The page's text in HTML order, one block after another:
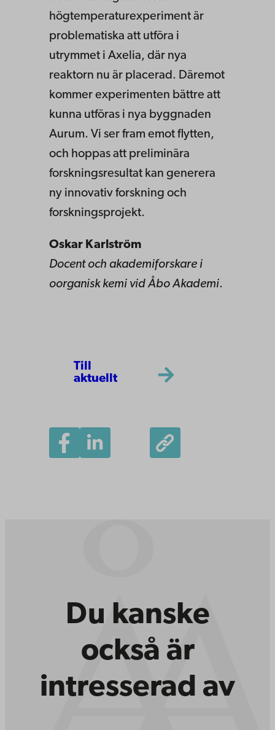
högtemperaturexperiment är
problematiska att utföra i
utrymmet i Axelia, där nya
reaktorn nu är placerad. Däremot
kommer experimenten bättre att
kunna utföras i nya byggnaden
Aurum. Vi ser fram emot flytten,
och hoppas att preliminära
forskningsresultat kan generera
ny innovativ forskning och
forskningsprojekt.
Oskar Karlström
Docent och akademiforskare i
oorganisk kemi vid Åbo Akademi.
Till
aktuellt
Du kanske
också är
intresserad av